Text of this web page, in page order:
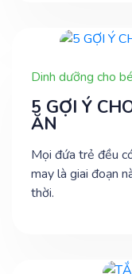
Dinh dưỡng cho bé
5 GỢI Ý
ĂN
Mọi đứa trẻ đều
may là giai đoạn
thời.